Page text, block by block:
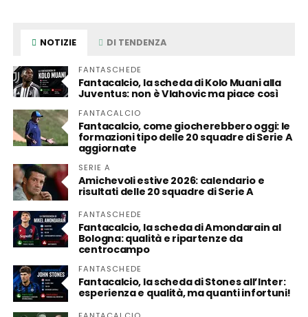
NOTIZIE DI TENDENZA
FANTASCHEDE
Fantacalcio, la scheda di Kolo Muani alla
Juventus: non è Vlahovic ma piace così
FANTACALCIO
Fantacalcio, come giocherebbero oggi: le
formazioni tipo delle 20 squadre di Serie A
aggiornate
SERIE A
Amichevoli estive 2026: calendario e
risultati delle 20 squadre di Serie A
FANTASCHEDE
Fantacalcio, la scheda di Amondarain al
Bologna: qualità e ripartenze da
centrocampo
FANTASCHEDE
Fantacalcio, la scheda di Stones all’Inter:
esperienza e qualità, ma quanti infortuni!